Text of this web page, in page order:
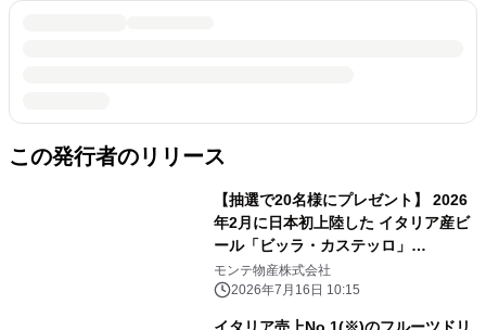
この発行者のリリース
【抽選で20名様にプレゼント】 2026
年2月に日本初上陸した イタリア産ビ
ール「ビッラ・カステッロ」
Instagram投稿キャンペーンを7/16よ
り開催
モンテ物産株式会社
2026年7月16日 10:15
イタリア売上No.1(※)のフルーツドリ